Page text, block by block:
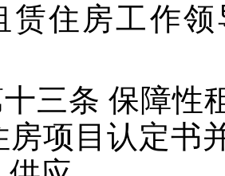
赁住房工作
三条 保障性
房项目认定书